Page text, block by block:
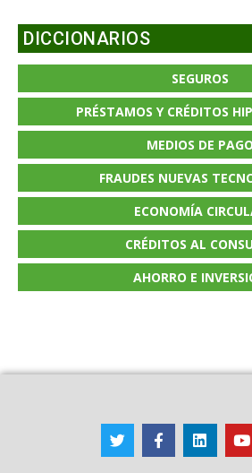
DICCIONARIOS
SEGUROS
PRÉSTAMOS Y CRÉDITOS
MEDIOS DE PAGO
FRAUDES NUEVAS
ECONOMÍA
CRÉDITOS AL
AHORRO E